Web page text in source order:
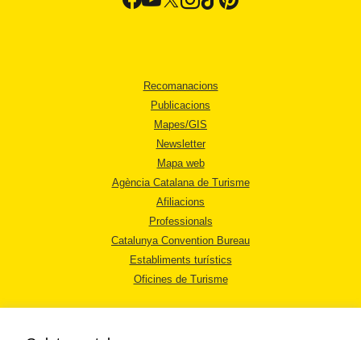
Recomanacions
Publicacions
Mapes/GIS
Newsletter
Mapa web
Agència Catalana de Turisme
Afiliacions
Professionals
Catalunya Convention Bureau
Establiments turístics
Oficines de Turisme